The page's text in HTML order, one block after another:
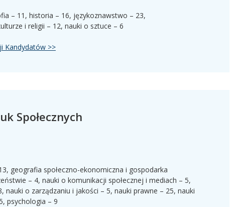
– 11, historia – 16, językoznawstwo – 23,
i religii – 12, nauki o sztuce – 6
Kandydatów >>
Społecznych
geografia społeczno-ekonomiczna i gospodarka
– 4, nauki o komunikacji społecznej i mediach – 5,
nauki o zarządzaniu i jakości – 5, nauki prawne – 25, nauki
psychologia – 9